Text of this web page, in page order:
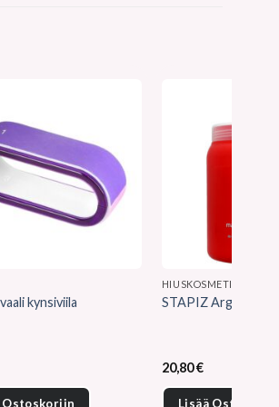
kynsiviila
Ostoskoriin
HIUSKOSMETIIKKA
STAPIZ Argan’de
20,80€
Lisää